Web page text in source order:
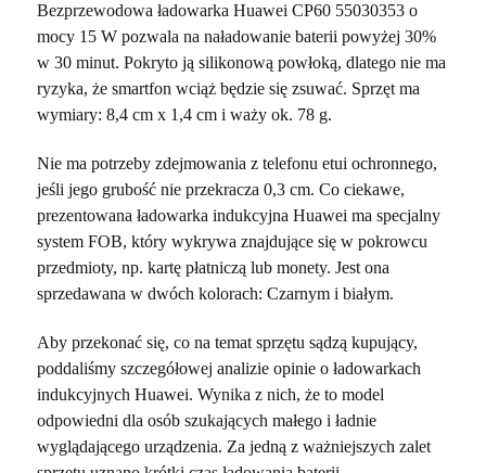
Bezprzewodowa ładowarka Huawei CP60 55030353 o
mocy 15 W pozwala na naładowanie baterii powyżej 30%
w 30 minut. Pokryto ją silikonową powłoką, dlatego nie ma
ryzyka, że smartfon wciąż będzie się zsuwać. Sprzęt ma
wymiary: 8,4 cm x 1,4 cm i waży ok. 78 g.
Nie ma potrzeby zdejmowania z telefonu etui ochronnego,
jeśli jego grubość nie przekracza 0,3 cm. Co ciekawe,
prezentowana ładowarka indukcyjna Huawei ma specjalny
system FOB, który wykrywa znajdujące się w pokrowcu
przedmioty, np. kartę płatniczą lub monety. Jest ona
sprzedawana w dwóch kolorach: Czarnym i białym.
Aby przekonać się, co na temat sprzętu sądzą kupujący,
poddaliśmy szczegółowej analizie opinie o ładowarkach
indukcyjnych Huawei. Wynika z nich, że to model
odpowiedni dla osób szukających małego i ładnie
wyglądającego urządzenia. Za jedną z ważniejszych zalet